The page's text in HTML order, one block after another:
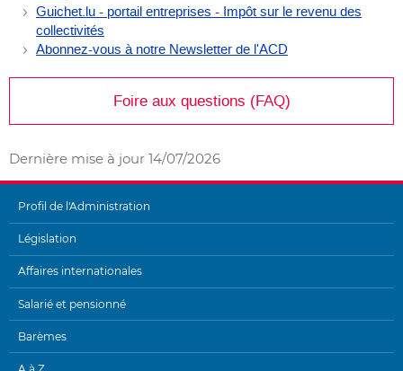
Guichet.lu - portail entreprises - Impôt sur le revenu des
collectivités
Abonnez-vous à notre Newsletter de l'ACD
Foire aux questions (FAQ)
Dernière mise à jour 14/07/2026
MENU
DE
NAVIGATION
Profil de l'Administration
Législation
Affaires internationales
Salarié et pensionné
Barèmes